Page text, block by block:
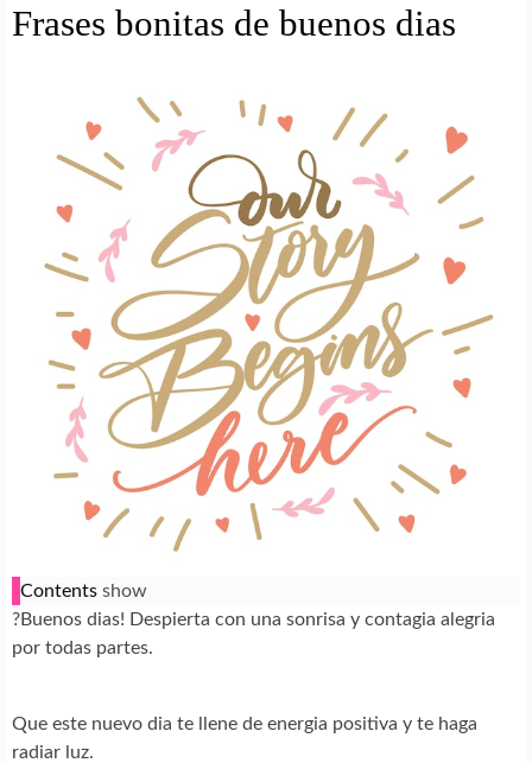
Frases bonitas de buenos dias
Contents show
?Buenos dias! Despierta con una sonrisa y contagia alegria
por todas partes.
Que este nuevo dia te llene de energia positiva y te haga
radiar luz.